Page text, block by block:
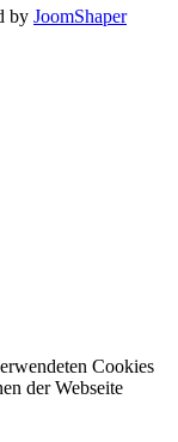
by JoomShaper
Cookies
der Webseite